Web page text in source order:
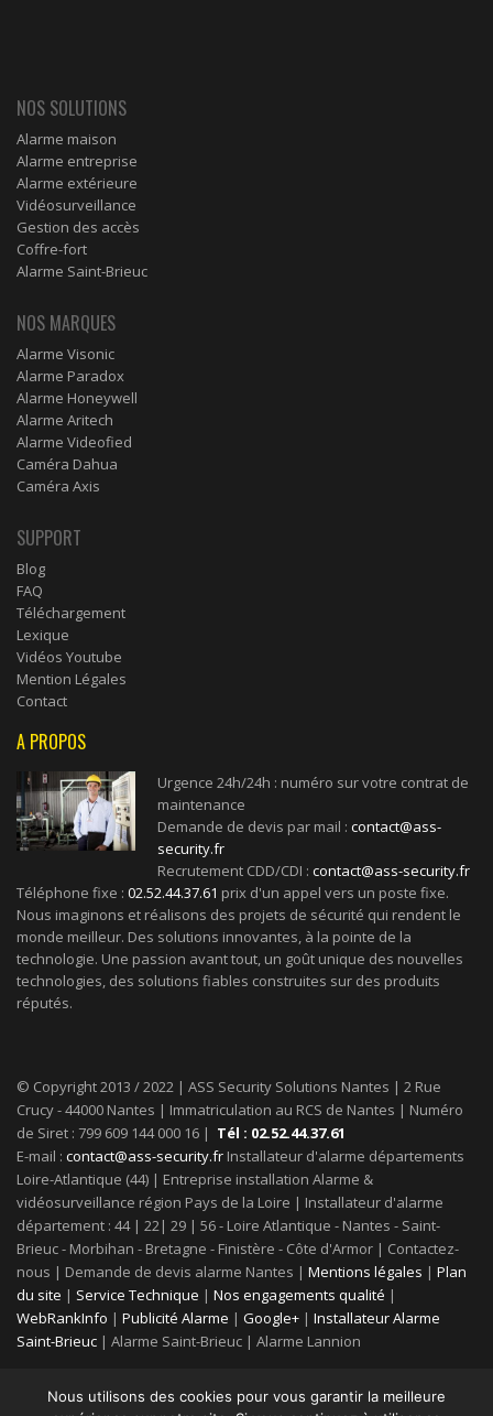
NOS SOLUTIONS
Alarme maison
Alarme entreprise
Alarme extérieure
Vidéosurveillance
Gestion des accès
Coffre-fort
Alarme Saint-Brieuc
NOS MARQUES
Alarme Visonic
Alarme Paradox
Alarme Honeywell
Alarme Aritech
Alarme Videofied
Caméra Dahua
Caméra Axis
SUPPORT
Blog
FAQ
Téléchargement
Lexique
Vidéos Youtube
Mention Légales
Contact
A PROPOS
Urgence 24h/24h : numéro sur votre contrat de
maintenance
Demande de devis par mail : contact@ass-
security.fr
Recrutement CDD/CDI : contact@ass-security.fr
Téléphone fixe : 02.52.44.37.61 prix d'un appel vers un poste fixe.
Nous imaginons et réalisons des projets de sécurité qui rendent le
monde meilleur. Des solutions innovantes, à la pointe de la
technologie. Une passion avant tout, un goût unique des nouvelles
technologies, des solutions fiables construites sur des produits
réputés.
© Copyright 2013 / 2022 | ASS Security Solutions Nantes | 2 Rue
Crucy - 44000 Nantes | Immatriculation au RCS de Nantes | Numéro
de Siret : 799 609 144 000 16 | Tél : 02.52.44.37.61
E-mail : contact@ass-security.fr Installateur d'alarme départements
Loire-Atlantique (44) | Entreprise installation Alarme &
vidéosurveillance région Pays de la Loire | Installateur d'alarme
département : 44 | 22| 29 | 56 - Loire Atlantique - Nantes - Saint-
Brieuc - Morbihan - Bretagne - Finistère - Côte d'Armor | Contactez-
nous | Demande de devis alarme Nantes | Mentions légales | Plan
du site | Service Technique | Nos engagements qualité |
WebRankInfo | Publicité Alarme | Google+ | Installateur Alarme
Saint-Brieuc | Alarme Saint-Brieuc | Alarme Lannion
Nous utilisons des cookies pour vous garantir la meilleure